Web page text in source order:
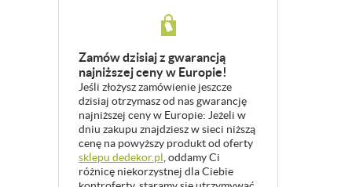
Zamów dzisiaj z gwarancją
najniższej ceny w Europie!
Jeśli złożysz zamówienie jeszcze
dzisiaj otrzymasz od nas gwarancję
najniższej ceny w Europie: Jeżeli w
dniu zakupu znajdziesz w sieci niższą
cenę na powyższy produkt od oferty
sklepu dedekor.pl, oddamy Ci
różnicę niekorzystnej dla Ciebie